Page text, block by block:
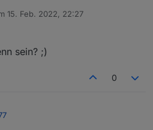
15. Feb. 2022, 22:27
von
sein? ;)
0